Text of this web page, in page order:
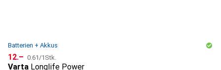
Batterien + Akkus
CHF
12.– CHF
0.61/1Stk.
Varta Longlife Power